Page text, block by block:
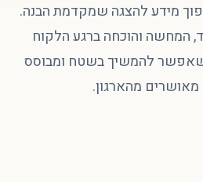
מידע להצגה שמקדמת הבנה.
המחשה והוכחה ברגע הלקוח
שאפשר להמשיך בשטח ומבוסס
מהארגון.